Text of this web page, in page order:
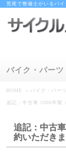
荒尾で整備士がいるバ
バイク・パーツ
HOME » バイク・パーツ
追記：中古車 2006年製
追記：中古
約いただきま